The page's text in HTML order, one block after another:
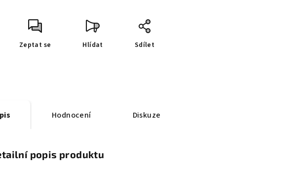
Zeptat se Hlídat Sdílet
Hodnocení Diskuze
popis produktu